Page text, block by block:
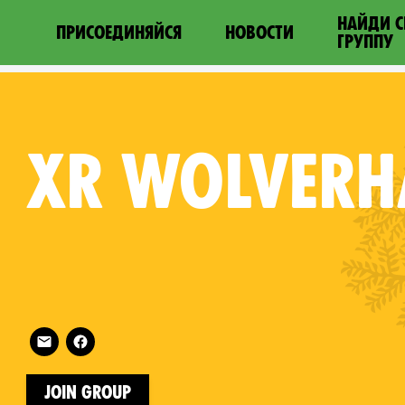
ПРИСОЕДИНЯЙСЯ НОВОСТИ
НАЙДИ
ГРУППУ
XR
Follow XR Wolverhampton on
Join Group